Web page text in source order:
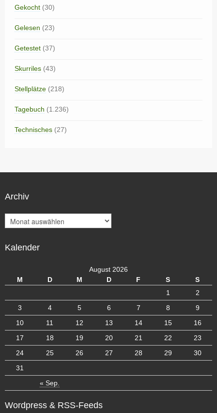
Gekocht (30)
Gelesen (23)
Getestet (37)
Skurriles (43)
Stellplätze (218)
Tagebuch (1.236)
Technisches (27)
Archiv
r
h
Kalender
August 2026
M
D M D F S S
« Sep.
1
2
3
4 5 6 7 8
9
10
11 12 13 14 15
16
17
18 19 20 21 22
23
24
25 26 27 28 29
30
31
Wordpress & RSS-Feeds